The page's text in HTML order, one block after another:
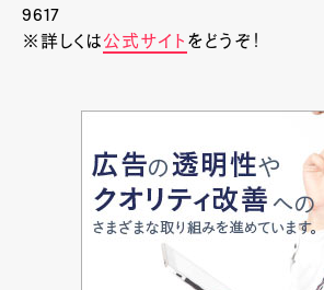
9617
※詳しくは公式サイト をどうぞ！